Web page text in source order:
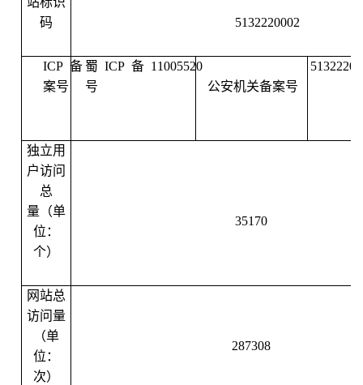
码
5132220002
ICP 备
案号
蜀 ICP 备 11005520
号
公安机关备案号
独立用
户访问
总
35170
量（单
位：
个）
网站总
访问量
287308
（单
位：
次）